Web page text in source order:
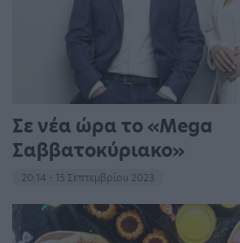
Σε νέα ώρα το «Mega
Σαββατοκύριακο»
20:14 - 15 Σεπτεμβρίου 2023